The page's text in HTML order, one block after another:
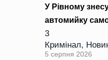
У Рівному
автомийку
3
Кримінал,
5 серпня 2026